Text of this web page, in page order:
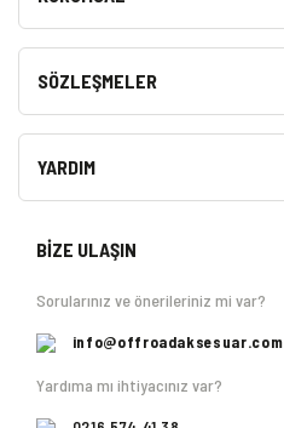
SÖZLEŞMELER
YARDIM
BİZE ULAŞIN
Sorularınız ve önerileriniz mi var?
info@offroadaksesuar.com
Yardıma mı ihtiyacınız var?